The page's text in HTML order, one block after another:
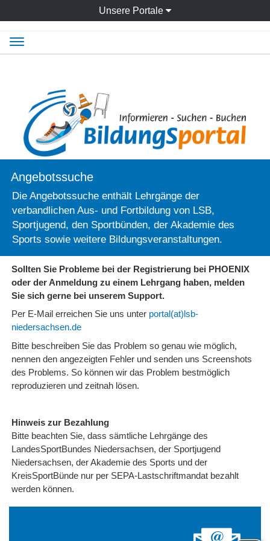
Unsere Portale
Angebotssuche
Die Angebotssuche enthält Lehrgänge der
verbandlichen Aus- und Fortbildung von LSB,
Sportjugend, den Sportbünden, der Akademie des
Sports sowie weitere Bildungsveranstaltungen.
Sollten Sie Probleme bei der Registrierung bei PHOENIX
oder der Anmeldung zu einem Lehrgang haben, melden
Sie sich gerne bei unserem Support.
Per E-Mail erreichen Sie uns unter portal(at)lsb-
niedersachsen.de
Bitte beschreiben Sie das Problem so genau wie möglich,
nennen den angezeigten Fehler und senden uns Screenshots
des Problems. So können wir das Problem bestmöglich
reproduzieren und zeitnah lösen.
Hinweis zur Bezahlung
Bitte beachten Sie, dass sämtliche Lehrgänge des
LandesSportBundes Niedersachsen, der Sportjugend
Niedersachsen, der Akademie des Sports und der
KreisSportBünde nur per SEPA-Lastschriftmandat bezahlt
werden können.
Navigation
ein-/ausblenden